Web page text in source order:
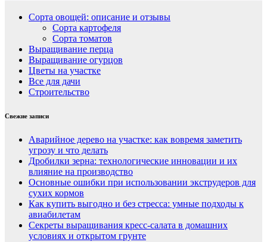
Сорта овощей: описание и отзывы
Сорта картофеля
Сорта томатов
Выращивание перца
Выращивание огурцов
Цветы на участке
Все для дачи
Строительство
Свежие записи
Аварийное дерево на участке: как вовремя заметить
угрозу и что делать
Дробилки зерна: технологические инновации и их
влияние на производство
Основные ошибки при использовании экструдеров для
сухих кормов
Как купить выгодно и без стресса: умные подходы к
авиабилетам
Секреты выращивания кресс-салата в домашних
условиях и открытом грунте